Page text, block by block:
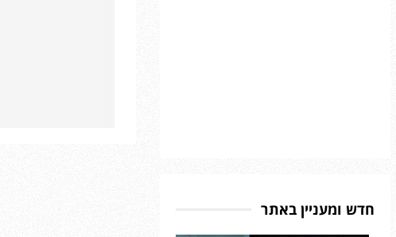
חדש ומעניין באתר